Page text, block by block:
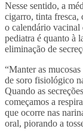
Nesse sentido, a
cigarro, tinta fresca,
o calendário vacinal
pediatra é quanto à
eliminação de
“Manter as
de soro fisiológico
Quando as
começamos a
que ocorre nas
oral, piorando a